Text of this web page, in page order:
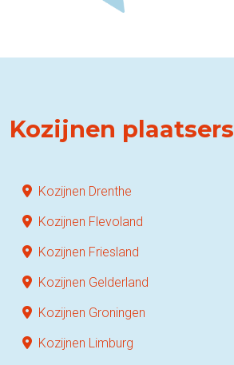
Kozijnen plaatsers
Kozijnen Drenthe
Kozijnen Flevoland
Kozijnen Friesland
Kozijnen Gelderland
Kozijnen Groningen
Kozijnen Limburg